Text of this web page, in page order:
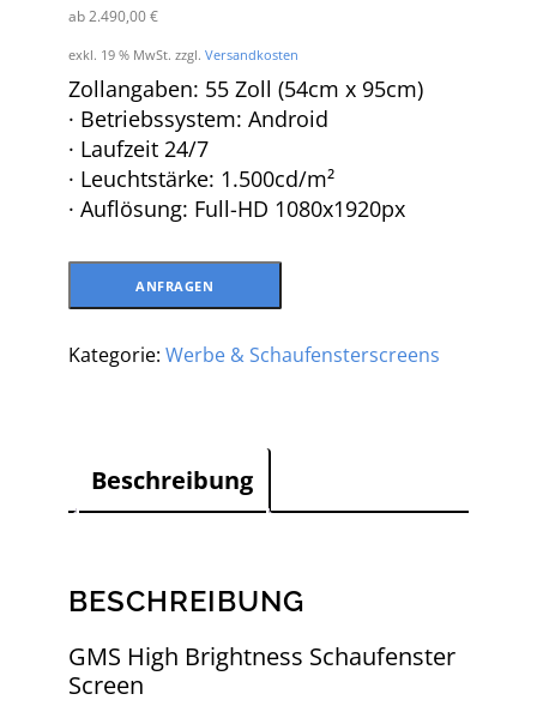
ab2.490,00€
exkl. 19 % MwSt. zzgl. Versandkosten
Zollangaben: 55 Zoll (54cm x 95cm)
· Betriebssystem: Android
· Laufzeit 24/7
· Leuchtstärke: 1.500cd/m²
· Auflösung: Full-HD 1080x1920px
ANFRAGEN
Kategorie: Werbe & Schaufensterscreens
Beschreibung
BESCHREIBUNG
GMS High Brightness Schaufenster
Screen